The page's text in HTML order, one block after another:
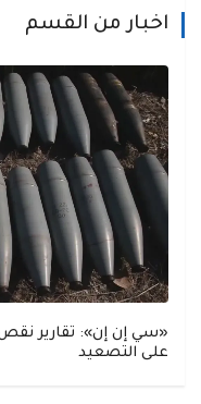
اخبار من القسم
«سي إن إن»: تقارير نقص
على التصعيد